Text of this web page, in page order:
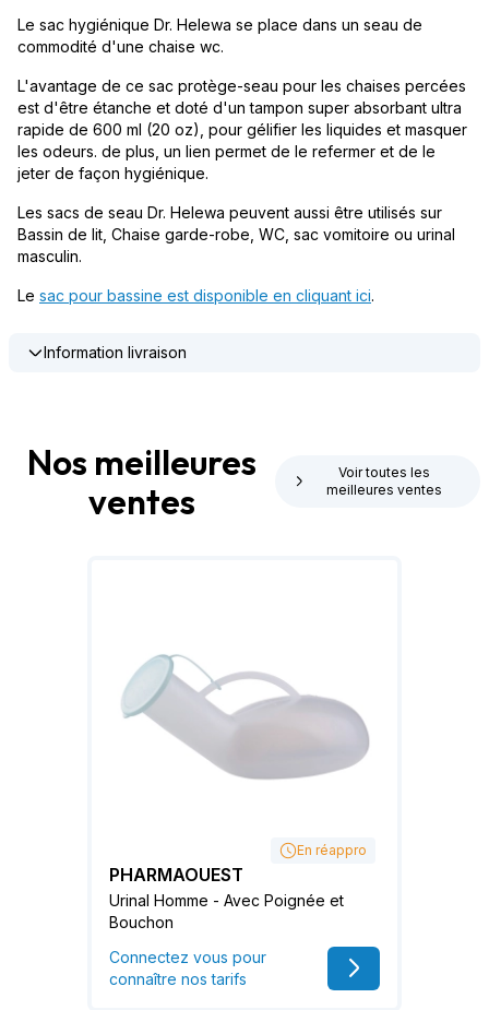
Le sac hygiénique Dr. Helewa se place dans un seau de
commodité d'une chaise wc.
L'avantage de ce sac protège-seau pour les chaises percées
est d'être étanche et doté d'un tampon super absorbant ultra
rapide de 600 ml (20 oz), pour gélifier les liquides et masquer
les odeurs. de plus, un lien permet de le refermer et de le
jeter de façon hygiénique.
Les sacs de seau Dr. Helewa peuvent aussi être utilisés sur
Bassin de lit, Chaise garde-robe, WC, sac vomitoire ou urinal
masculin.
Le sac pour bassine est disponible en cliquant ici.
Information livraison
Nos meilleures
ventes
Voir toutes les
meilleures ventes
En réappro
PHARMAOUEST
Urinal Homme - Avec Poignée et
Bouchon
Connectez vous pour
connaître nos tarifs